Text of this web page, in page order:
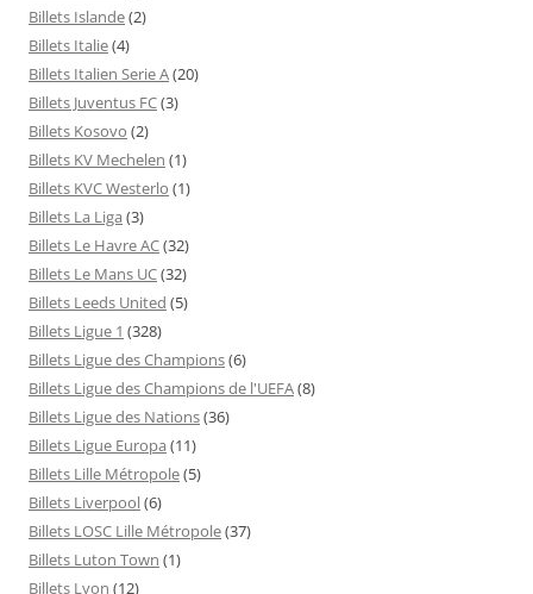
Billets Islande(2)
Billets Italie(4)
Billets Italien Serie A(20)
Billets Juventus FC(3)
Billets Kosovo (2)
Billets KV Mechelen (1)
Billets KVC Westerlo (1)
Billets La Liga (3)
Billets Le Havre AC(32)
Billets Le Mans UC(32)
Billets Leeds United (5)
Billets Ligue 1 (328)
Billets Ligue des Champions(6)
Billets Ligue des Champions de l'UEFA(8)
Billets Ligue des Nations(36)
Billets Ligue Europa (11)
Billets Lille Métropole(5)
Billets Liverpool(6)
Billets LOSC Lille Métropole(37)
Billets Luton Town (1)
Billets Lyon (12)